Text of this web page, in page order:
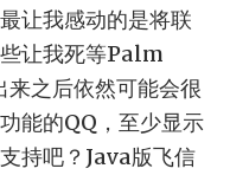
让我感动的是将联
让我死等Palm
之后依然可能会很
能的QQ，至少显示
持吧？Java版飞信